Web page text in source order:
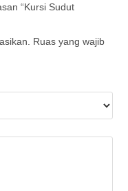
“Kursi Sudut
Ruas yang wajib